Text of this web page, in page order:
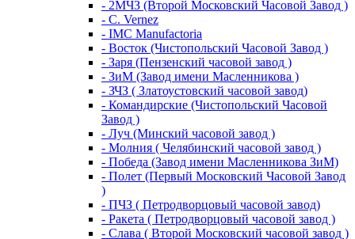
- 2МЧЗ (Второй Московский Часовой Завод )
- C. Vernez
- IMC Manufactoria
- Восток (Чистопольский Часовой Завод )
- Заря (Пензенский часовой завод )
- ЗиМ (Завод имени Масленникова )
- ЗЧЗ ( Златоустовский часовой завод)
- Командирские (Чистопольский Часовой
Завод )
- Луч (Минский часовой завод )
- Молния ( Челябинский часовой завод )
- Победа (Завод имени Масленникова ЗиМ)
- Полет (Первый Московский Часовой Завод
)
- ПЧЗ ( Петродворцовый часовой завод)
- Ракета ( Петродворцовый часовой завод )
- Слава ( Второй Московский часовой завод )